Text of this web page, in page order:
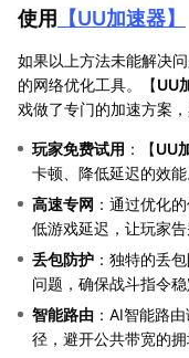
使用 【UU加速器】
如果以上方法未能解决
的网络优化工具。【UU
戏做了专门的加速方案
玩家免费试用 ：【UU
卡顿、降低延迟的效能
高速专网 ：通过优化
低游戏延迟，让玩家
丢包防护 ：独特的丢
问题，确保战斗指令
智能路由 ：AI智能路
径，避开公共带宽的